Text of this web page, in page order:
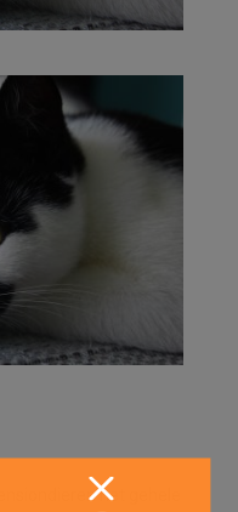
het gehele